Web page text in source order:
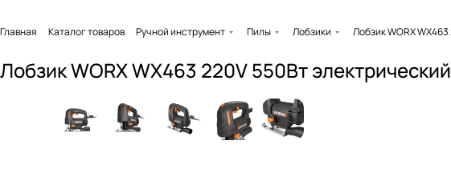
Главная Каталог товаров Ручной инструмент Пилы Лобзики Лобзик WORX
Лобзик WORX WX463 220V 550Вт электрический